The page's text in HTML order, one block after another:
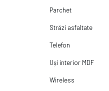
Parchet
Străzi asfaltate
Telefon
Uși interior MDF
Wireless